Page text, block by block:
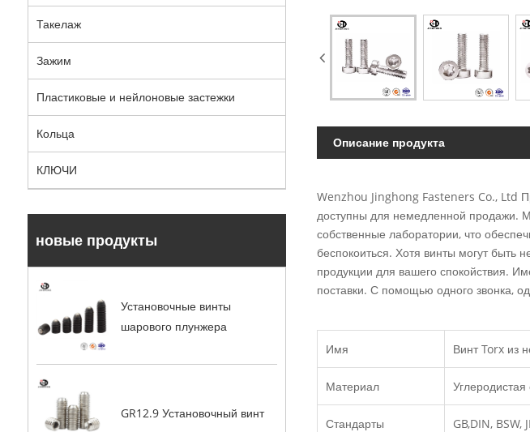
Такелаж
Зажим
Пластиковые и нейлоновые застежки
Кольца
КЛЮЧИ
новые продукты
Установочные винты
шарового плунжера
GR12.9 Установочный винт
Описание продукта
Wenzhou Jinghong Fasteners Co., Ltd
доступны для немедленной продажи.
собственные лаборатории, что
беспокоиться. Хотя винты могут быть
продукции для вашего спокойствия.
поставки. С помощью одного звонка,
Имя Винт Torx из
Материал
Стандарты GB,DIN, BSW,